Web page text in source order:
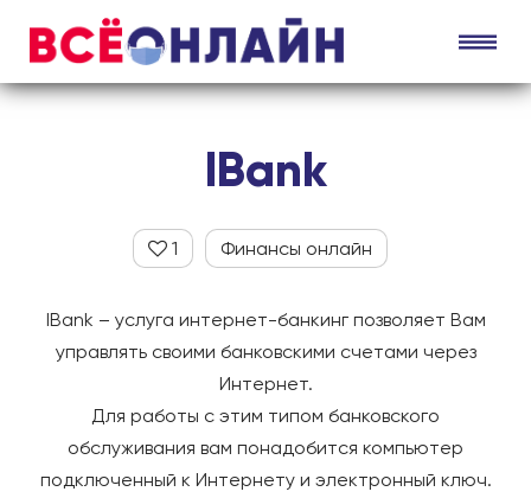
IBank
1 Финансы онлайн
IBank – услуга интернет-банкинг позволяет Вам
управлять своими банковскими счетами через
Интернет.
Для работы с этим типом банковского
обслуживания вам понадобится компьютер
подключенный к Интернету и электронный ключ.